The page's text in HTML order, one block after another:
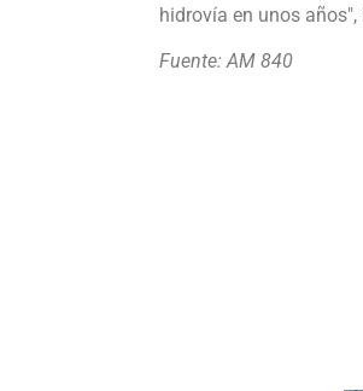
hidrovía en unos
Fuente: AM 840